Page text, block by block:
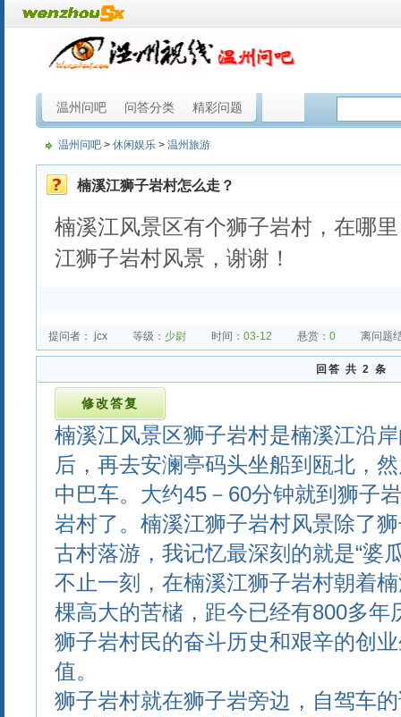
温州问吧 问答分类 精彩问题
温州问吧 > 休闲娱乐 > 温州旅游
楠溪江狮子岩村怎么走？
楠溪江风景区有个狮子岩村，在哪
江狮子岩村风景，谢谢！
提问者： jcx 等级： 少尉 时间： 03-12 悬赏： 0 离问题
回答 共 2 条
楠溪江风景区狮子岩村是楠溪江沿
后，再去安澜亭码头坐船到瓯北，
中巴车。大约45－60分钟就到狮子
岩村了。楠溪江狮子岩村风景除了
古村落游，我记忆最深刻的就是“婆
不止一刻，在楠溪江狮子岩村朝着
棵高大的苦槠，距今已经有800多年
狮子岩村民的奋斗历史和艰辛的创
值。
狮子岩村就在狮子岩旁边，自驾车